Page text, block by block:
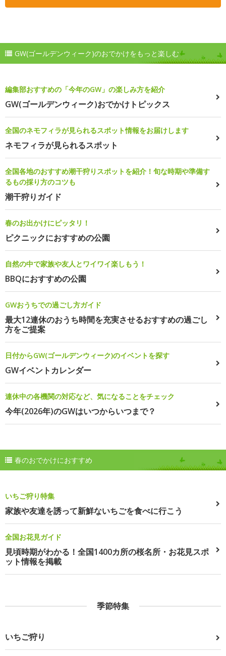
GW(ゴールデンウィーク)のおでかけをもっと楽しむ
編集部おすすめの「今年のGW」の楽しみ方を紹介
GW(ゴールデンウィーク)おでかけトピックス
全国のネモフィラが見られるスポット情報をお届けします
ネモフィラが見られるスポット
全国各地のおすすめ潮干狩りスポットを紹介！旬な時期や準備す
るもの採り方のコツも
潮干狩りガイド
春のお出かけにピッタリ！
ピクニックにおすすめの公園
自然の中で家族や友人とワイワイ楽しもう！
BBQにおすすめの公園
GWおうちでの過ごし方ガイド
最大12連休のおうち時間を充実させるおすすめの過ごし
方をご提案
日付からGW(ゴールデンウィーク)のイベントを探す
GWイベントカレンダー
連休中の各機関の対応など、気になることをチェック
今年(2026年)のGWはいつからいつまで？
春のおでかけにおすすめ
いちご狩り特集
家族や友達を誘って新鮮ないちごを食べに行こう
全国お花見ガイド
見頃時期がわかる！全国1400カ所の桜名所・お花見スポ
ット情報を掲載
季節特集
いちご狩り